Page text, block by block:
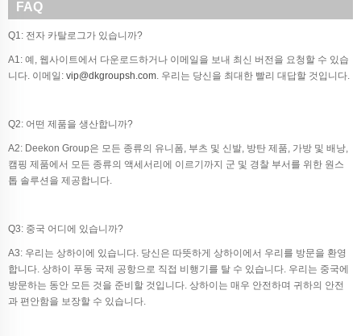
FAQ
Q1: 전자 카탈로그가 있습니까?
A1: 예, 웹사이트에서 다운로드하거나 이메일을 보내 최신 버전을 요청할 수 있습
니다. 이메일: vip@dkgroupsh.com. 우리는 당신을 최대한 빨리 대답할 것입니다.
Q2: 어떤 제품을 생산합니까?
A2: Deekon Group은 모든 종류의 유니폼, 부츠 및 신발, 방탄 제품, 가방 및 배낭,
캠핑 제품에서 모든 종류의 액세서리에 이르기까지 군 및 경찰 부서를 위한 원스
톱 솔루션을 제공합니다.
Q3: 중국 어디에 있습니까?
A3: 우리는 상하이에 있습니다. 당신은 따뜻하게 상하이에서 우리를 방문을 환영
합니다. 상하이 푸동 국제 공항으로 직접 비행기를 탈 수 있습니다. 우리는 중국에
방문하는 동안 모든 것을 준비할 것입니다. 상하이는 매우 안전하며 귀하의 안전
과 편안함을 보장할 수 있습니다.